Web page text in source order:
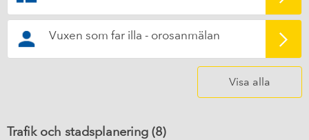
Vuxen som far illa - orosanmälan
Visa alla
Trafik och stadsplanering (8)